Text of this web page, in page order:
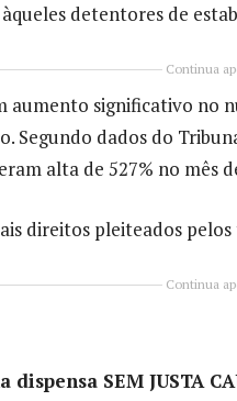
detentores de
Continua
aumento significativo no
Segundo dados do
alta de 527% no mês
direitos pleiteados
Continua
SEM JUSTA